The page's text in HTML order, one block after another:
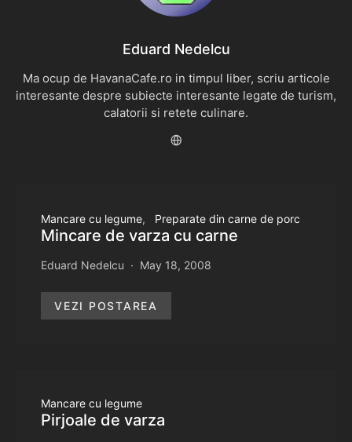
Eduard Nedelcu
Ma ocup de HavanaCafe.ro in timpul liber, scriu articole
interesante despre subiecte interesante legate de turism,
calatorii si retete culinare.
Mancare cu legume Preparate din carne de porc
Mincare de varza cu carne
Eduard Nedelcu May 18, 2008
VEZI POSTAREA
Mancare cu legume
Pirjoale de varza